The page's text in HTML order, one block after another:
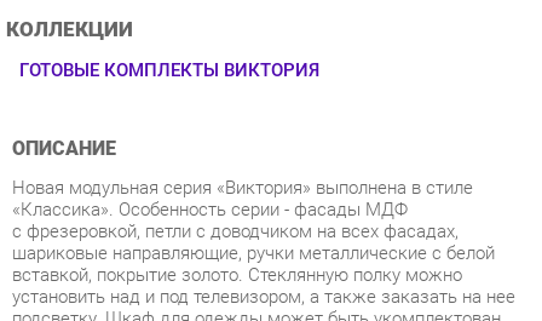
ОПИСАНИЕ
«Классика». Особенность серии - фасады МДФ
с фрезеровкой, петли с доводчиком на всех фасадах,
шариковые направляющие, ручки металлические с белой
вставкой, покрытие золото. Стеклянную полку можно
установить над и под телевизором, а также заказать на нее
подсветку. Шкаф для одежды может быть укомплектован
дополнительными полками для белья.
Условия покупки